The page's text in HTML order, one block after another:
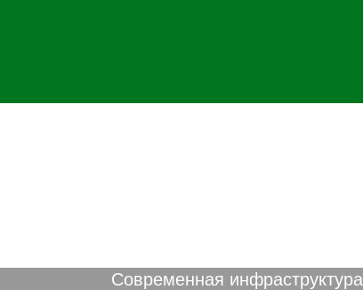
Современная инфраструктура